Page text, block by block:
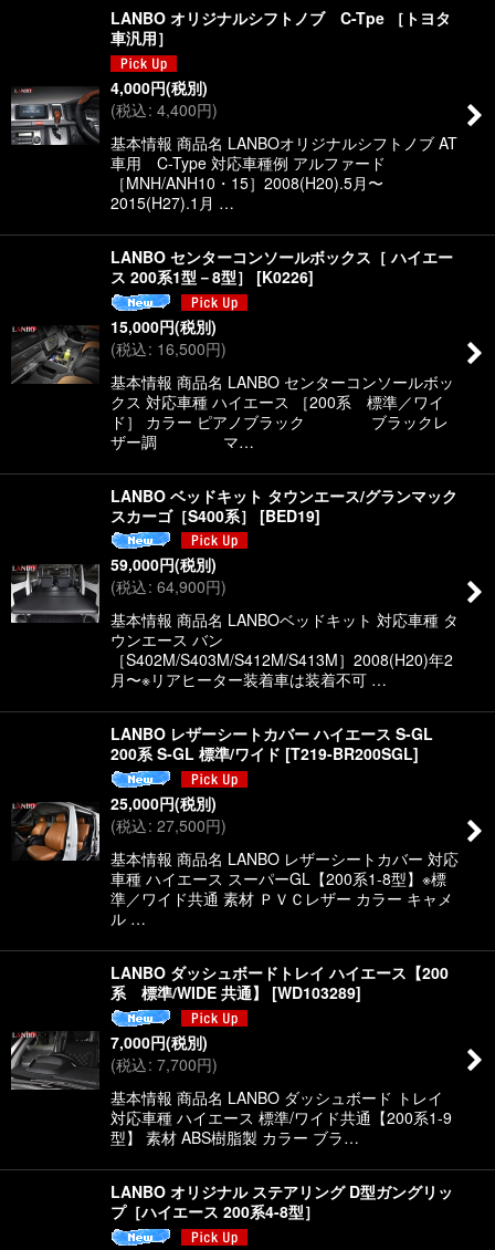
LANBO オリジナルシフトノブ C-Tpe ［トヨタ
車汎用］
4,000円(税別)
(税込: 4,400円)
基本情報 商品名 LANBOオリジナルシフトノブ AT
車用 C-Type 対応車種例 アルファード
［MNH/ANH10・15］2008(H20).5月〜
2015(H27).1月 …
LANBO センターコンソールボックス［ ハイエー
ス 200系1型－8型］
[K0226]
15,000円(税別)
(税込: 16,500円)
基本情報 商品名 LANBO センターコンソールボッ
クス 対応車種 ハイエース ［200系 標準／ワイ
ド］ カラー ピアノブラック ブラックレ
ザー調 マ…
LANBO ベッドキット タウンエース/グランマック
スカーゴ［S400系］
[BED19]
59,000円(税別)
(税込: 64,900円)
基本情報 商品名 LANBOベッドキット 対応車種 タ
ウンエース バン
［S402M/S403M/S412M/S413M］2008(H20)年2
月〜※リアヒーター装着車は装着不可 …
LANBO レザーシートカバー ハイエース S-GL
200系 S-GL 標準/ワイド [T219-BR200SGL]
25,000円(税別)
(税込: 27,500円)
基本情報 商品名 LANBO レザーシートカバー 対応
車種 ハイエース スーパーGL【200系1-8型】※標
準／ワイド共通 素材 ＰＶＣレザー カラー キャメ
ル …
LANBO ダッシュボードトレイ ハイエース【200
系 標準/WIDE 共通】
[WD103289]
7,000円(税別)
(税込: 7,700円)
基本情報 商品名 LANBO ダッシュボード トレイ
対応車種 ハイエース 標準/ワイド共通【200系1-9
型】 素材 ABS樹脂製 カラー ブラ…
LANBO オリジナル ステアリング D型ガングリッ
プ［ハイエース 200系4-8型］